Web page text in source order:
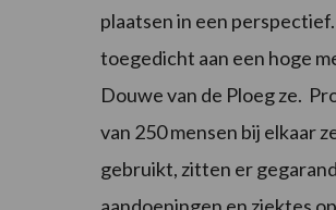
plaatsen in een
toegedicht aan een hoge
Douwe van de Ploeg ze.
van 250 mensen bij elkaar
gebruikt, zitten er